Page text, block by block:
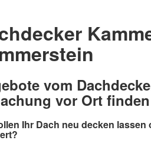
vom
vor Ort finden
Ihr Dach neu decken